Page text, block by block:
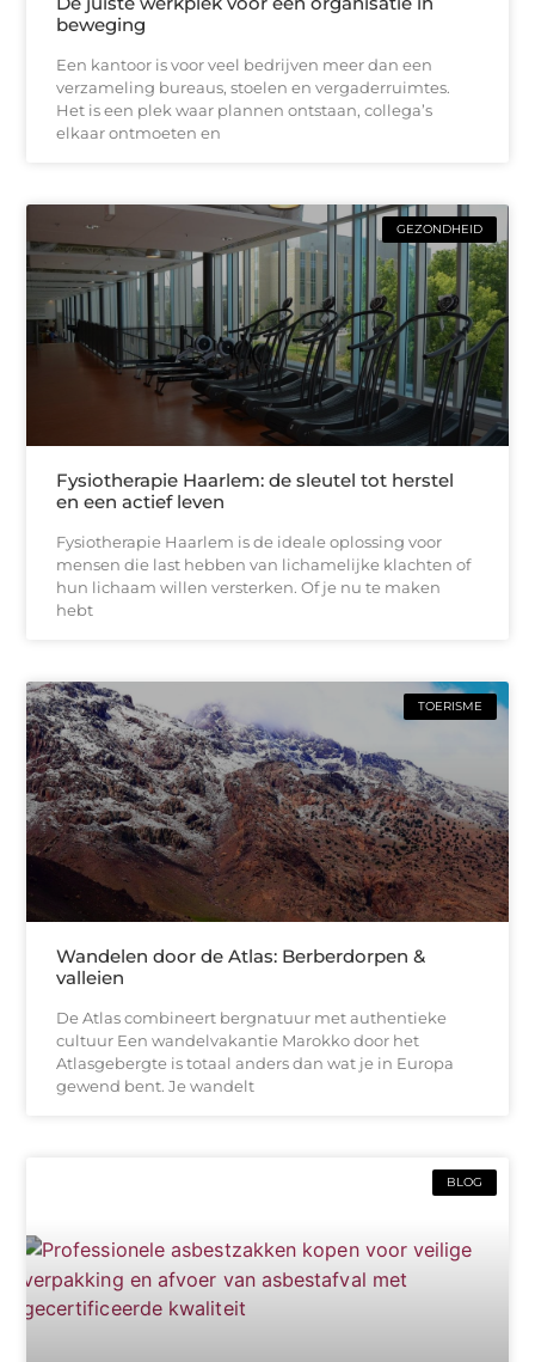
beweging
Een kantoor is voor veel bedrijven meer dan een
verzameling bureaus, stoelen en vergaderruimtes.
Het is een plek waar plannen ontstaan, collega’s
elkaar ontmoeten en
GEZONDHEID
Fysiotherapie Haarlem: de sleutel tot herstel
en een actief leven
Fysiotherapie Haarlem is de ideale oplossing voor
mensen die last hebben van lichamelijke klachten of
hun lichaam willen versterken. Of je nu te maken
hebt
TOERISME
Wandelen door de Atlas: Berberdorpen &
valleien
De Atlas combineert bergnatuur met authentieke
cultuur Een wandelvakantie Marokko door het
Atlasgebergte is totaal anders dan wat je in Europa
gewend bent. Je wandelt
BLOG